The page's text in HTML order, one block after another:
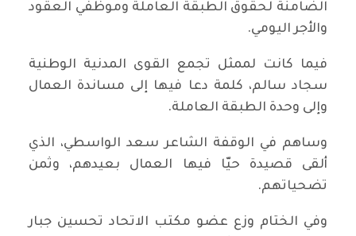
الضامنة لحقوق الطبقة العاملة وموظفي العقود
والأجر اليومي.
فيما كانت لممثل تجمع القوى المدنية الوطنية
سجاد سالم، كلمة دعا فيها إلى مساندة العمال
وإلى وحدة الطبقة العاملة.
وساهم في الوقفة الشاعر سعد الواسطي، الذي
ألقى قصيدة حيّا فيها العمال بعيدهم، وثمن
تضحياتهم.
وفي الختام وزع عضو مكتب الاتحاد تحسين جبار